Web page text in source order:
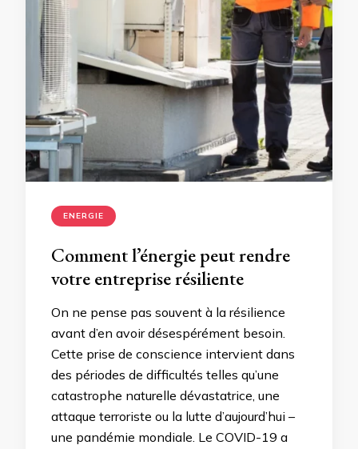
ENERGIE
Comment l’énergie peut rendre
votre entreprise résiliente
On ne pense pas souvent à la résilience
avant d’en avoir désespérément besoin.
Cette prise de conscience intervient dans
des périodes de difficultés telles qu’une
catastrophe naturelle dévastatrice, une
attaque terroriste ou la lutte d’aujourd’hui –
une pandémie mondiale. Le COVID-19 a